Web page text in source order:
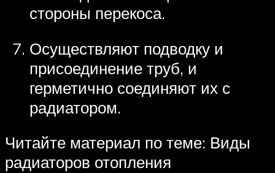
стороны перекоса.
Осуществляют подводку и
присоединение труб, и
герметично соединяют их с
радиатором.
Читайте материал по теме: Виды
радиаторов отопления